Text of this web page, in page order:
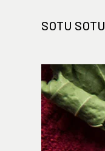
SOTU SOTU